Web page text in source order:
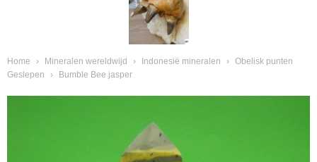
Home › Mineralen wereldwijd › Indonesië mineralen › Obelisk punten
Geslepen
› Bumble Bee jasper